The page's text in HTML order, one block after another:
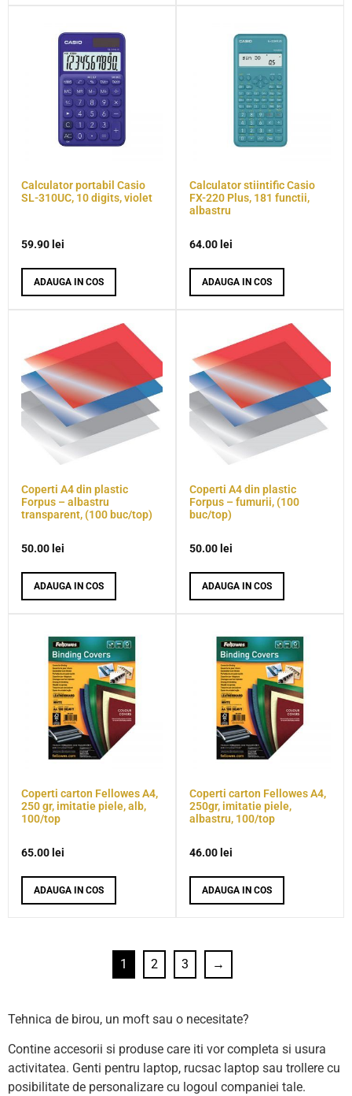
Tehnica de birou, un moft sau o necesitate?
Contine accesorii si produse care iti vor completa si usura
activitatea. Genti pentru laptop, rucsac laptop sau trollere cu
posibilitate de personalizare cu logoul companiei tale.
Calculator portabil Casio
SL-310UC, 10 digits, violet
59.90 lei
ADAUGA IN COS
Calculator stiintific Casio
FX-220 Plus, 181 functii,
albastru
64.00 lei
ADAUGA IN COS
Coperti A4 din plastic
Forpus – albastru
transparent, (100 buc/top)
50.00 lei
ADAUGA IN COS
Coperti A4 din plastic
Forpus – fumurii, (100
buc/top)
50.00 lei
ADAUGA IN COS
Coperti carton Fellowes A4,
250 gr, imitatie piele, alb,
100/top
65.00 lei
ADAUGA IN COS
Coperti carton Fellowes A4,
250gr, imitatie piele,
albastru, 100/top
46.00 lei
ADAUGA IN COS
1 2 3 →